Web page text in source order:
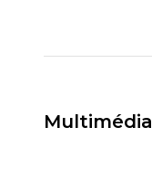
Multimédia